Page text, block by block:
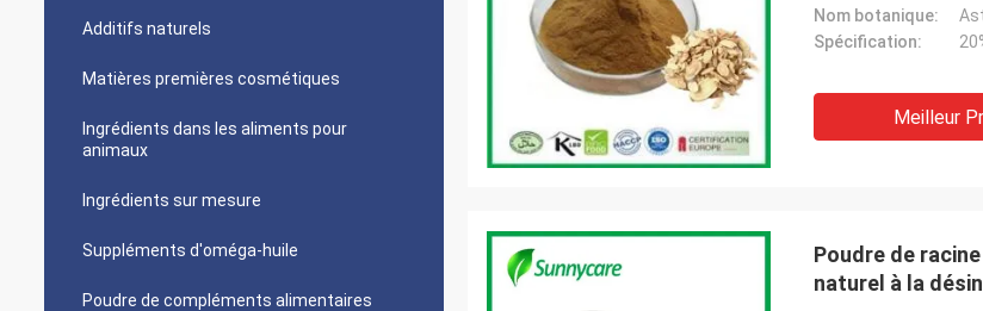
Additifs naturels
Matières premières cosmétiques
Ingrédients dans les aliments pour
animaux
Ingrédients sur mesure
Suppléments d'oméga-huile
Poudre de compléments alimentaires
Nom botanique:
Spécification:
Meilleur
Poudre de
naturel à la